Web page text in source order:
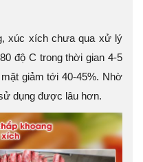
xúc xích chưa qua xử lý
độ C trong thời gian 4-5
giảm tới 40-45%. Nhờ
dụng được lâu hơn.